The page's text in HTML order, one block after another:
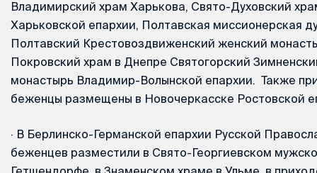
Владимирский храм Харькова, Свято-Духовский
Харьковской епархии, Полтавская миссионерская
Полтавский Крестовоздвиженский женский
Покровский храм в Днепре Святогорский
монастырь Владимир-Волынской епархии. Также
беженцы размещены в Новочеркасске Ростовской
· В Берлинско-Германской епархии Русской
беженцев разместили в Свято-Георгиевском